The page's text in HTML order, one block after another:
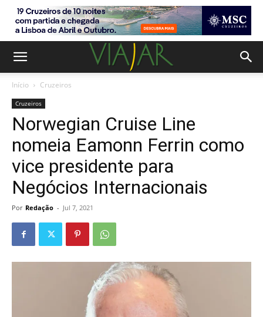
Início Cruzeiros
Cruzeiros
Norwegian Cruise Line
nomeia Eamonn Ferrin como
vice presidente para
Negócios Internacionais
Por Redação - Jul 7, 2021